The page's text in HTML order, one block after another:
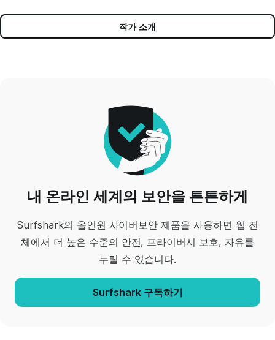
작가 소개
내 온라인 세계의 보안을 튼튼하게
Surfshark의 올인원 사이버보안 제품을 사용하면 웹 전
체에서 더 높은 수준의 안전, 프라이버시 보호, 자유를
누릴 수 있습니다.
Surfshark 구독하기